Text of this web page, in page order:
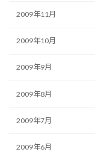
2009年11月
2009年10月
2009年9月
2009年8月
2009年7月
2009年6月